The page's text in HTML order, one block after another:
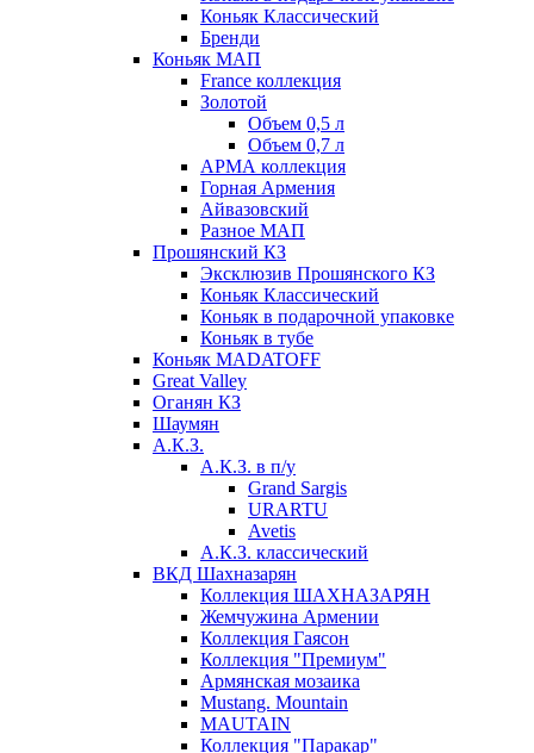
Коньяк Классический
Бренди
Коньяк МАП
France коллекция
Золотой
Объем 0,5 л
Объем 0,7 л
АРМА коллекция
Горная Армения
Айвазовский
Разное МАП
Прошянский КЗ
Эксклюзив Прошянского КЗ
Коньяк Классический
Коньяк в подарочной упаковке
Коньяк в тубе
Коньяк MADATOFF
Great Valley
Оганян КЗ
Шаумян
А.К.З.
А.К.З. в п/у
Grand Sargis
URARTU
Avetis
А.К.З. классический
ВКД Шахназарян
Коллекция ШАХНАЗАРЯН
Жемчужина Армении
Коллекция Гаясон
Коллекция "Премиум"
Армянская мозаика
Mustang. Mountain
MAUTAIN
Коллекция "Паракар"